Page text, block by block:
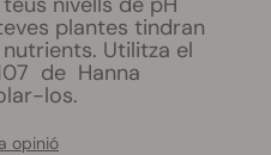
plantes tindran
Utilitza el
de Hanna
los.
opinió